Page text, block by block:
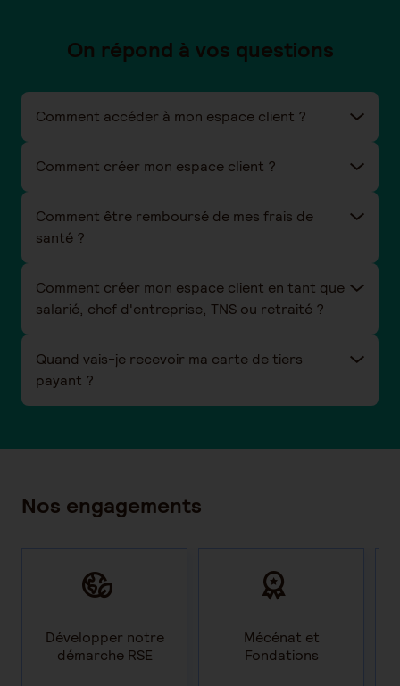
On répond à vos questions
Comment accéder à mon espace client ?
Comment créer mon espace client ?
Comment être remboursé de mes frais de
santé ?
Comment créer mon espace client en tant que
salarié, chef d'entreprise, TNS ou retraité ?
Quand vais-je recevoir ma carte de tiers
payant ?
Nos engagements
Développer notre
démarche RSE
Mécénat et
Fondations